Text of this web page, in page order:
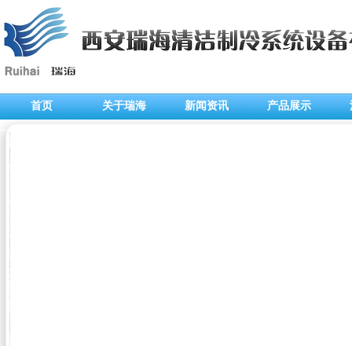
首页 关于瑞海 新闻资讯 产品展示